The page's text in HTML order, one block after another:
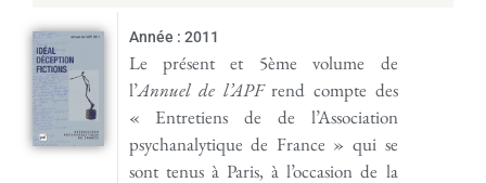
Année : 2011
Le présent et 5ème volume de
l’Annuel de l’APFrend compte des
« Entretiens de de l’Association
psychanalytique de France » qui se
sont tenus à Paris, à l’occasion de la